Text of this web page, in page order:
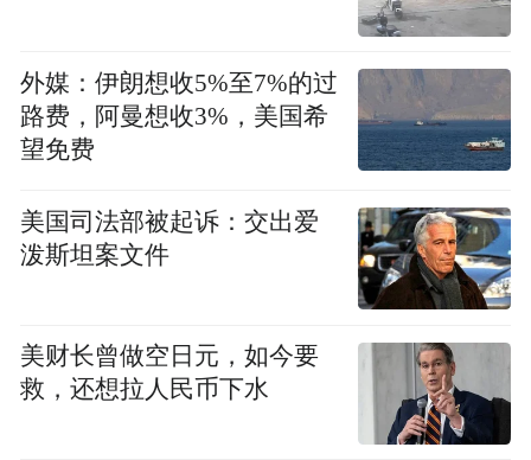
泰国摩诃朱拉隆功大学成立于1887年，是泰
国历史最悠久的佛教高等学府之一，以佛
学、哲学、教育学和社会科学研究见长，在
东南亚地区享有盛誉。此次合作是双方响应
践，也为中泰高等教育合作，新时代佛教人
外媒：伊朗想收5%至7%的过
路费，阿曼想收3%，美国希
望免费
美国司法部被起诉：交出爱
泼斯坦案文件
美财长曾做空日元，如今要
救，还想拉人民币下水